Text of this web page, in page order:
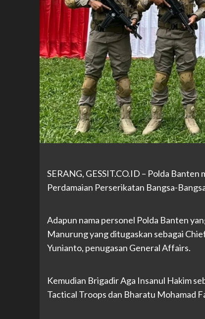
SERANG, GESSIT.CO.ID – Polda
Perdamaian Perserikatan Bangsa-
Adapun nama personel Polda Banten
Manurung yang ditugaskan sebagai
Yunianto, penugasan General Affairs.
Kemudian Brigadir Aga Insanul Hakim
Tactical Troops dan Bharatu Mohamad